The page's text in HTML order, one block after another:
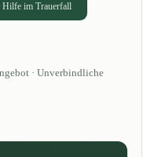
Hilfe im Trauerfall
· Unverbindliche